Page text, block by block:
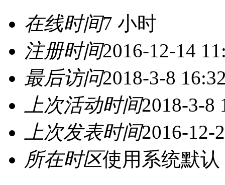
在线时间7 小时
注册时间2016-12-14
最后访问2018-3-8
上次活动时间2018-3-8
上次发表时间2016-12-
所在时区使用系统默认